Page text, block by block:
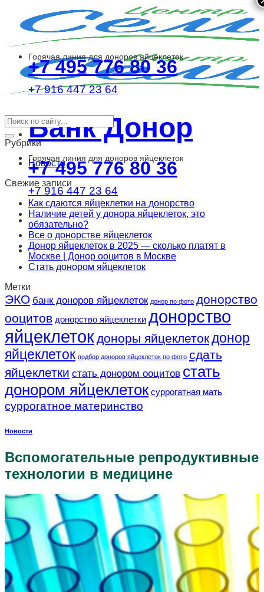
content
Банк Донор
Горячая линия для доноров яйцеклеток
+7 495 776 80 36
+7 916 447 23 64
Горячая линия для доноров яйцеклеток
+7 495 776 80 36
+7 916 447 23 64
Рубрики
Новости
Свежие записи
Как сдаются яйцеклетки на донорство
Наличие детей у донора яйцеклеток, это
обязательно?
Все о донорстве яйцеклеток
Донор яйцеклеток в 2025 — сколько платят в
Москве | Донор ооцитов в Москве
Стать донором яйцеклеток
Метки
ЭКО банк доноров яйцеклеток донор по фото донорство
ооцитов донорство яйцеклетки донорство
яйцеклетокдоноры яйцеклетокдонор
яйцеклеток подбор доноров яйцеклеток по фото сдать
яйцеклетки стать донором ооцитов стать
донором яйцеклеток суррогатная мать
суррогатное материнство
Новости
Вспомогательные репродуктивные
технологии в медицине